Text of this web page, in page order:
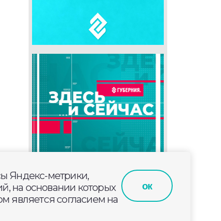
Яндекс-метрики,
на основании которых
является согласием на
ок